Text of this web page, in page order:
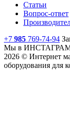
Статьи
Вопрос-ответ
+7 985 769-74-94
Мы в
2026 © Интернет
оборудования для